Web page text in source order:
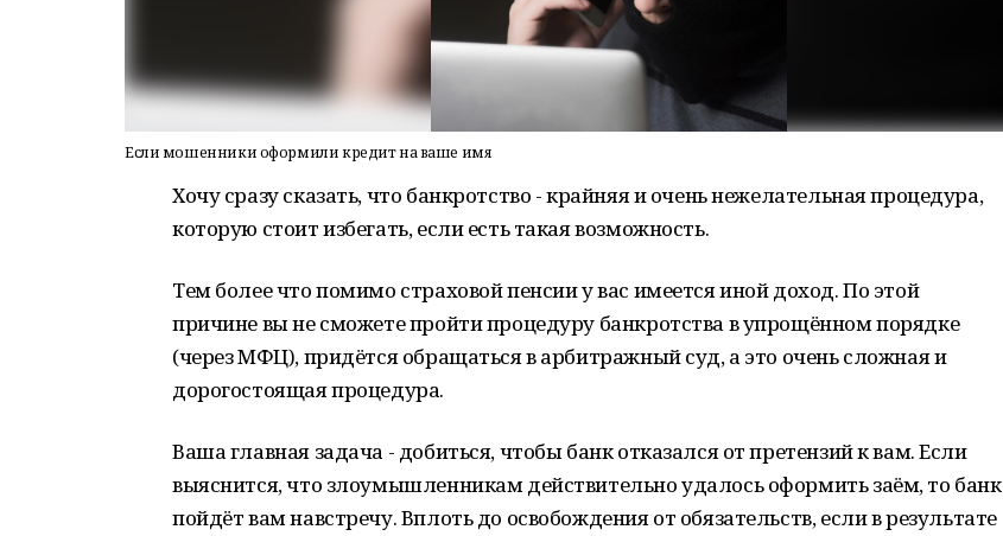
Если мошенники оформили кредит на ваше имя
Хочу сразу сказать, что банкротство - крайняя и очень нежелательная процедура,
которую стоит избегать, если есть такая возможность.
Тем более что помимо страховой пенсии у вас имеется иной доход. По этой
причине вы не сможете пройти процедуру банкротства в упрощённом порядке
(через МФЦ), придётся обращаться в арбитражный суд, а это очень сложная и
дорогостоящая процедура.
Ваша главная задача - добиться, чтобы банк отказался от претензий к вам. Если
выяснится, что злоумышленникам действительно удалось оформить заём, то банк
пойдёт вам навстречу. Вплоть до освобождения от обязательств, если в результате